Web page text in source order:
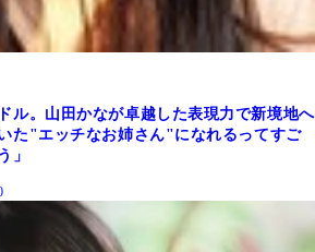
ル。山田かなが卓越した表現力で新境地へ
た"エッチなお姉さん"になれるってすご
」